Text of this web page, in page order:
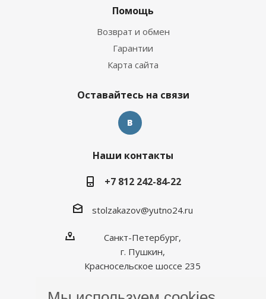
Помощь
Возврат и обмен
Гарантии
Карта сайта
Оставайтесь на связи
Наши контакты
+7 812 242-84-22
stolzakazov@yutno24.ru
Санкт-Петербург,
г. Пушкин,
Красносельское шоссе 235